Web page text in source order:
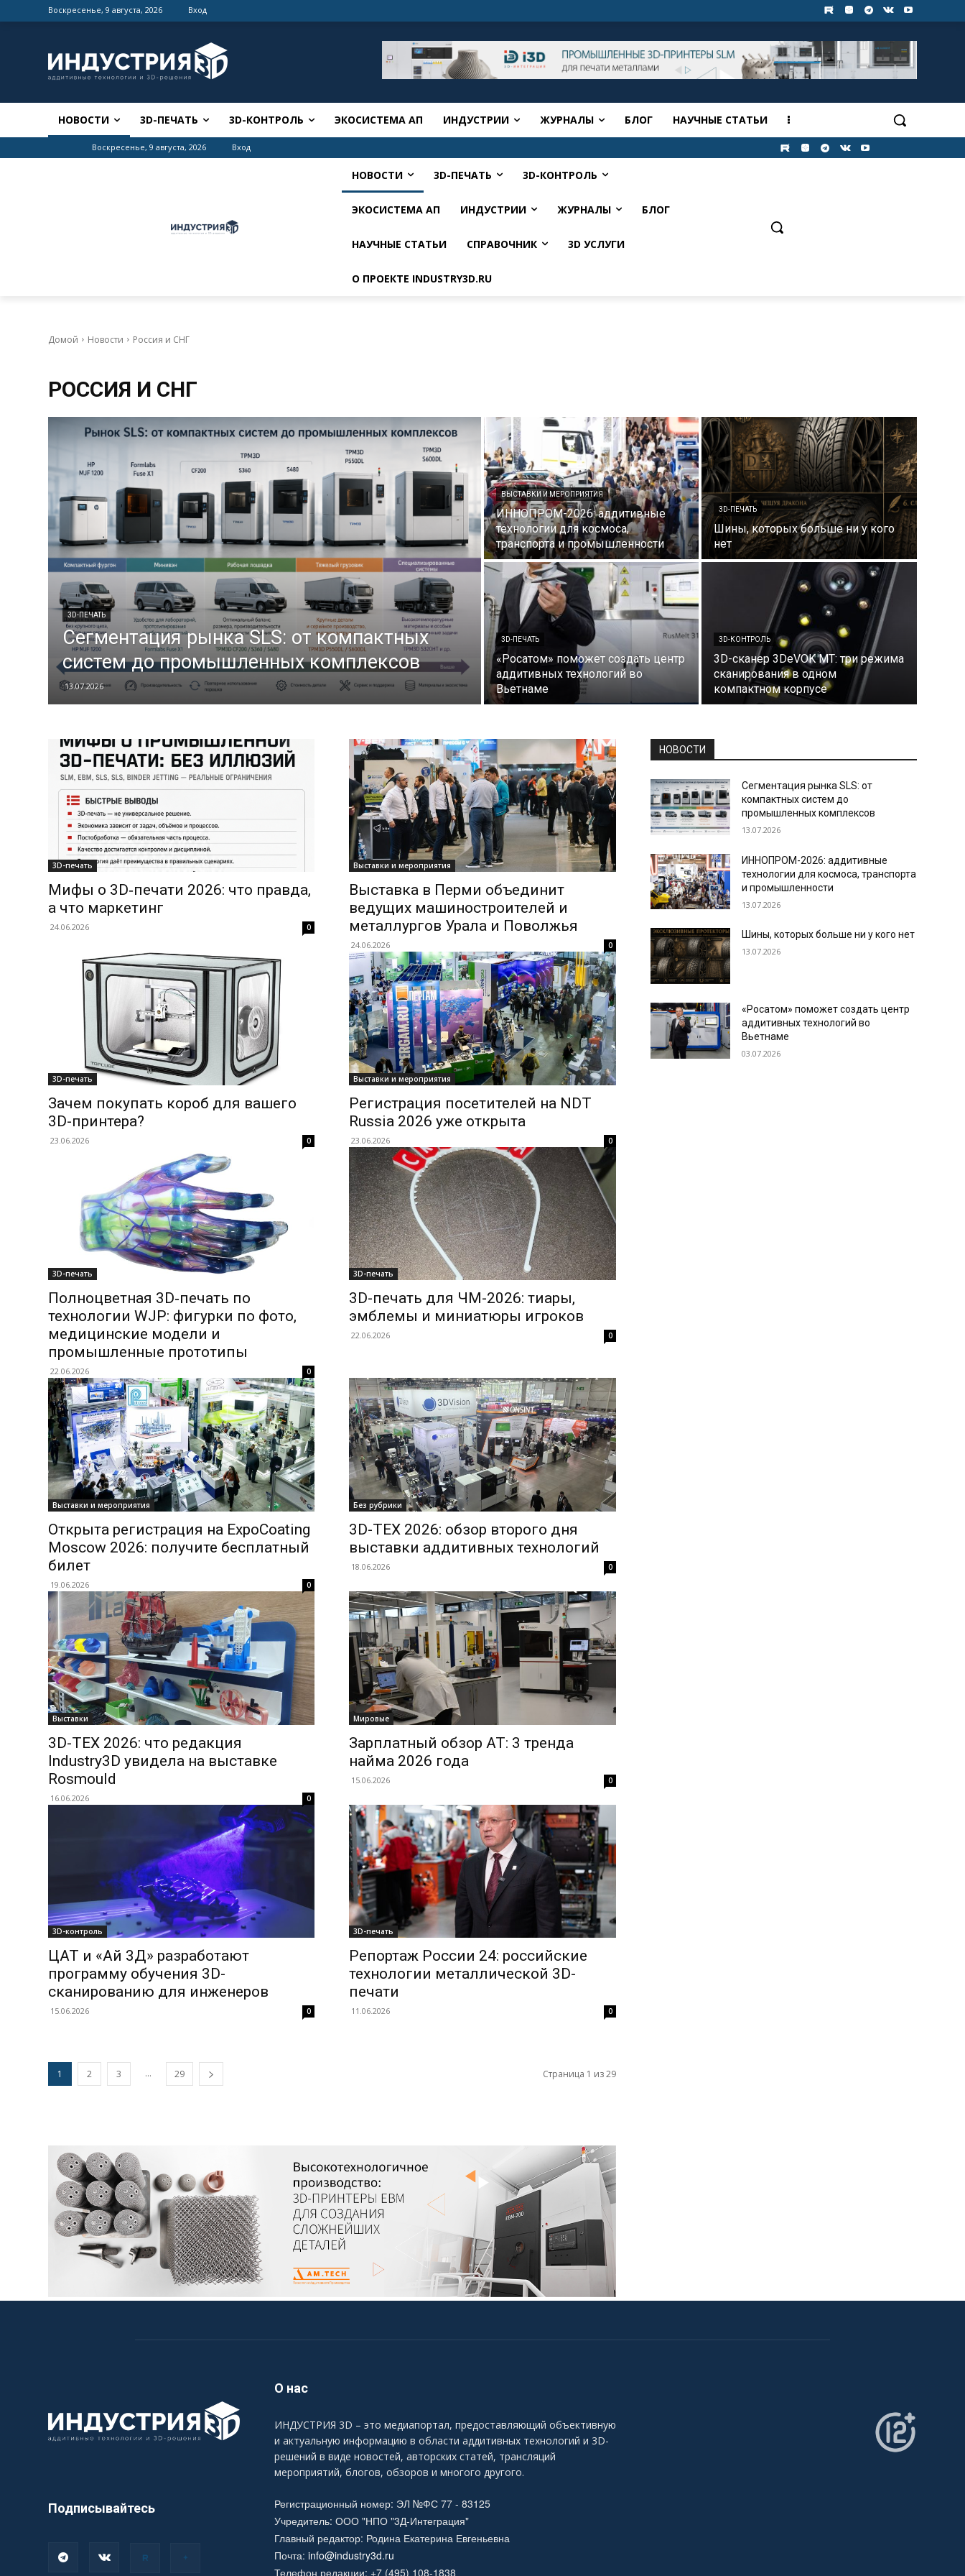
Воскресенье, 9 августа, 2026 Вход
НОВОСТИ 3D-ПЕЧАТЬ 3D-КОНТРОЛЬ ЭКОСИСТЕМА АП ИНДУСТРИИ ЖУРНАЛЫ БЛОГ НАУЧНЫЕ СТАТЬИ
Воскресенье, 9 августа, 2026 Вход
НОВОСТИ 3D-ПЕЧАТЬ 3D-КОНТРОЛЬ
ЭКОСИСТЕМА АП ИНДУСТРИИ ЖУРНАЛЫ БЛОГ
НАУЧНЫЕ СТАТЬИ СПРАВОЧНИК 3D УСЛУГИ
О ПРОЕКТЕ INDUSTRY3D.RU
Домой Новости Россия и СНГ
РОССИЯ И СНГ
3D-ПЕЧАТЬ
Сегментация рынка SLS: от компактных
систем до промышленных комплексов
13.07.2026
ВЫСТАВКИ И МЕРОПРИЯТИЯ
ИННОПРОМ-2026: аддитивные
технологии для космоса,
транспорта и промышленности
3D-ПЕЧАТЬ
Шины, которых больше ни у кого
нет
3D-ПЕЧАТЬ
«Росатом» поможет создать центр
аддитивных технологий во
Вьетнаме
3D-КОНТРОЛЬ
3D-сканер 3DeVOK MT: три режима
сканирования в одном
компактном корпусе
3D-печать
Мифы о 3D‑печати 2026: что правда,
а что маркетинг
24.06.2026 0
Выставки и мероприятия
Выставка в Перми объединит
ведущих машиностроителей и
металлургов Урала и Поволжья
24.06.2026 0
3D-печать
Зачем покупать короб для вашего
3D-принтера?
23.06.2026 0
Выставки и мероприятия
Регистрация посетителей на NDT
Russia 2026 уже открыта
23.06.2026 0
3D-печать
Полноцветная 3D‑печать по
технологии WJP: фигурки по фото,
медицинские модели и
промышленные прототипы
22.06.2026 0
3D-печать
3D-печать для ЧМ-2026: тиары,
эмблемы и миниатюры игроков
22.06.2026 0
Выставки и мероприятия
Открыта регистрация на ExpoCoating
Moscow 2026: получите бесплатный
билет
19.06.2026 0
Без рубрики
3D-ТЕХ 2026: обзор второго дня
выставки аддитивных технологий
18.06.2026 0
Выставки
3D-ТЕХ 2026: что редакция
Industry3D увидела на выставке
Rosmould
16.06.2026 0
Мировые
Зарплатный обзор АТ: 3 тренда
найма 2026 года
15.06.2026 0
3D-контроль
ЦАТ и «Ай 3Д» разработают
программу обучения 3D-
сканированию для инженеров
15.06.2026 0
3D-печать
Репортаж России 24: российские
технологии металлической 3D-
печати
11.06.2026 0
1 2 3 ... 29 Страница 1 из 29
НОВОСТИ
Сегментация рынка SLS: от
компактных систем до
промышленных комплексов
13.07.2026
ИННОПРОМ-2026: аддитивные
технологии для космоса, транспорта
и промышленности
13.07.2026
Шины, которых больше ни у кого нет
13.07.2026
«Росатом» поможет создать центр
аддитивных технологий во
Вьетнаме
03.07.2026
О нас
ИНДУСТРИЯ 3D – это медиапортал, предоставляющий объективную
и актуальную информацию в области аддитивных технологий и 3D-
решений в виде новостей, авторских статей, трансляций
мероприятий, блогов, обзоров и многого другого.
Подписывайтесь
Регистрационный номер: ЭЛ №ФС 77 - 83125
Учредитель: ООО "НПО "3Д-Интеграция"
Главный редактор: Родина Екатерина Евгеньевна
Почта: info@industry3d.ru
Телефон редакции: +7 (495) 108-1838